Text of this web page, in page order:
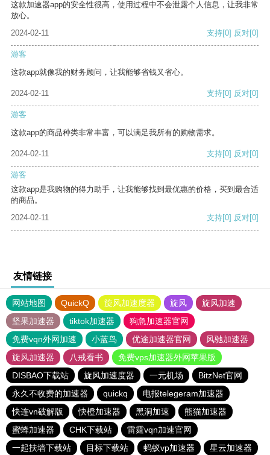
这款加速器app的安全性很高，使用过程中不会泄露个人信息，让我非常
放心。
2024-02-11
支持[0] 反对[0]
游客
这款app就像我的财务顾问，让我能够省钱又省心。
2024-02-11 支持[0] 反对[0]
游客
这款app的商品种类非常丰富，可以满足我所有的购物需求。
2024-02-11 支持[0] 反对[0]
游客
这款app是我购物的得力助手，让我能够找到最优惠的价格，买到最合适
的商品。
2024-02-11
支持[0] 反对[0]
友情链接
网站地图 QuickQ 旋风加速度器 旋风
旋风加速
坚果加速器
tiktok加速器
狗急加速器官网
免费vqn外网加速
小蓝鸟 优途加速器官网
风驰加速器
旋风加速器
八戒看书
免费vps加速器外网苹果版
DISBAO下载站
旋风加速度器 一元机场
BitzNet官网
永久不收费的加速器
quickq
电报telegeram加速器
快连vn破解版
快橙加速器 黑洞加速
熊猫加速器
蜜蜂加速器
CHK下载站
雷霆vqn加速官网
一起扶墙下载站
目标下载站 蚂蚁vp加速器 星云加速器